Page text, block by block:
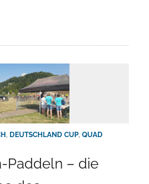
, DEUTSCHLAND CUP, QUAD
Paddeln – die